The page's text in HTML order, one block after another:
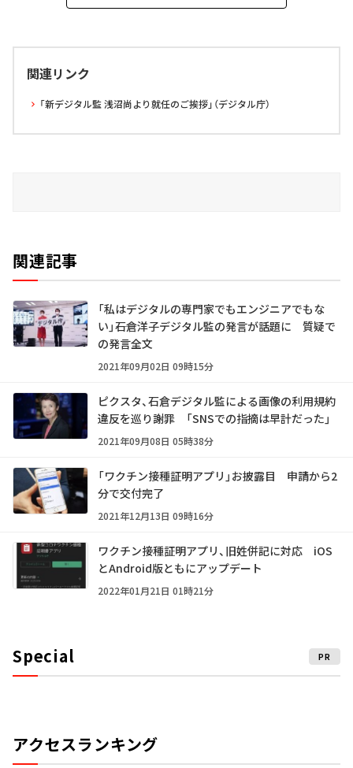
関連リンク
「新デジタル監 浅沼尚より就任のご挨拶」（デジタル庁）
関連記事
「私はデジタルの専門家でもエンジニアでもな
い」――石倉洋子デジタル監の発言が話題に 質疑で
の発言全文
2021年09月02日 09時15分
ピクスタ、石倉デジタル監による画像の利用規約
違反を巡り謝罪 「SNSでの指摘は早計だった」
2021年09月08日 05時38分
「ワクチン接種証明アプリ」お披露目 申請から2
分で交付完了
2021年12月13日 09時16分
ワクチン接種証明アプリ、旧姓併記に対応 iOS
とAndroid版ともにアップデート
2022年01月21日 01時21分
Special PR
アクセスランキング